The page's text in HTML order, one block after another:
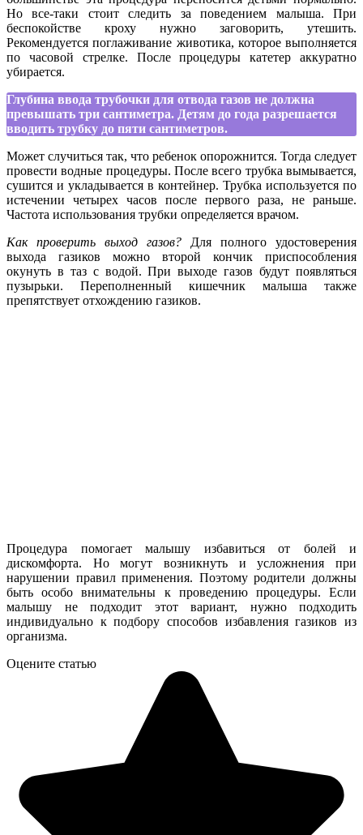
Но все-таки стоит следить за поведением малыша. При
беспокойстве кроху нужно заговорить, утешить.
Рекомендуется поглаживание животика, которое выполняется
по часовой стрелке. После процедуры катетер аккуратно
убирается.
Глубина ввода трубочки для отвода газов не должна
превышать три сантиметра. Детям до года разрешается
вводить трубку до пяти сантиметров.
Может случиться так, что ребенок опорожнится. Тогда следует
провести водные процедуры. После всего трубка вымывается,
сушится и укладывается в контейнер. Трубка используется по
истечении четырех часов после первого раза, не раньше.
Частота использования трубки определяется врачом.
Как проверить выход газов? Для полного удостоверения
выхода газиков можно второй кончик приспособления
окунуть в таз с водой. При выходе газов будут появляться
пузырьки. Переполненный кишечник малыша также
препятствует отхождению газиков.
Процедура помогает малышу избавиться от болей и
дискомфорта. Но могут возникнуть и усложнения при
нарушении правил применения. Поэтому родители должны
быть особо внимательны к проведению процедуры. Если
малышу не подходит этот вариант, нужно подходить
индивидуально к подбору способов избавления газиков из
организма.
Оцените статью